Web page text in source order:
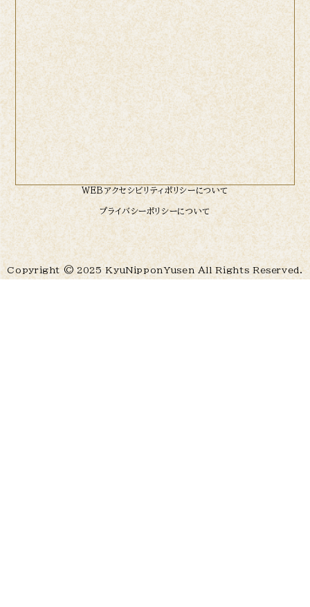
WEBアクセシビリティポリシーについて
プライバシーポリシーについて
Copyright © 2025 KyuNipponYusen All Rights Reserved.